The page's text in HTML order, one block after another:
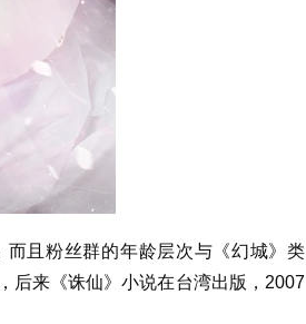
且粉丝群的年龄层次与《幻城》类
后来《诛仙》小说在台湾出版，2007